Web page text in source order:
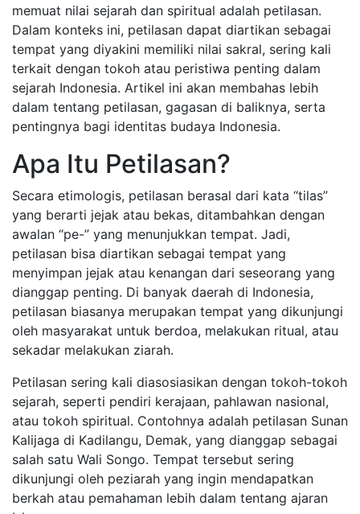
memuat nilai sejarah dan spiritual adalah petilasan.
Dalam konteks ini, petilasan dapat diartikan sebagai
tempat yang diyakini memiliki nilai sakral, sering kali
terkait dengan tokoh atau peristiwa penting dalam
sejarah Indonesia. Artikel ini akan membahas lebih
dalam tentang petilasan, gagasan di baliknya, serta
pentingnya bagi identitas budaya Indonesia.
Apa Itu Petilasan?
Secara etimologis, petilasan berasal dari kata “tilas”
yang berarti jejak atau bekas, ditambahkan dengan
awalan “pe-” yang menunjukkan tempat. Jadi,
petilasan bisa diartikan sebagai tempat yang
menyimpan jejak atau kenangan dari seseorang yang
dianggap penting. Di banyak daerah di Indonesia,
petilasan biasanya merupakan tempat yang dikunjungi
oleh masyarakat untuk berdoa, melakukan ritual, atau
sekadar melakukan ziarah.
Petilasan sering kali diasosiasikan dengan tokoh-tokoh
sejarah, seperti pendiri kerajaan, pahlawan nasional,
atau tokoh spiritual. Contohnya adalah petilasan Sunan
Kalijaga di Kadilangu, Demak, yang dianggap sebagai
salah satu Wali Songo. Tempat tersebut sering
dikunjungi oleh peziarah yang ingin mendapatkan
berkah atau pemahaman lebih dalam tentang ajaran